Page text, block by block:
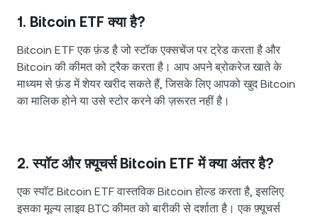
1. Bitcoin ETF क्या है?
Bitcoin ETF एक फ़ंड है जो स्टॉक एक्सचेंज पर ट्रेड करता है और
Bitcoin की कीमत को ट्रैक करता है। आप अपने ब्रोकरेज खाते के
माध्यम से फ़ंड में शेयर खरीद सकते हैं, जिसके लिए आपको खुद Bitcoin
का मालिक होने या उसे स्टोर करने की ज़रूरत नहीं है।
2. स्पॉट और फ़्यूचर्स Bitcoin ETF में क्या अंतर है?
एक स्पॉट Bitcoin ETF वास्तविक Bitcoin होल्ड करता है, इसलिए
इसका मूल्य लाइव BTC कीमत को बारीकी से दर्शाता है। एक फ़्यूचर्स